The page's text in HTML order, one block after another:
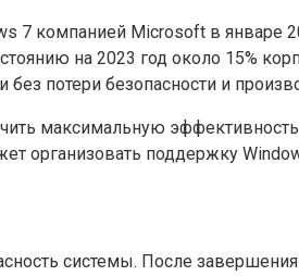
компанией Microsoft в январе
на 2023 год около 15%
потери безопасности и
максимальную
организовать поддержку
системы. После